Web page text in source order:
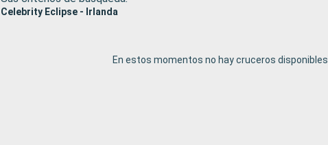
Celebrity Eclipse - Irlanda
En estos momentos no hay cruceros disponibles.